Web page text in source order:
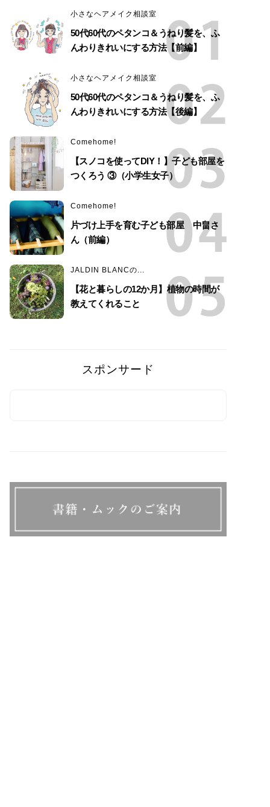
小さなヘアメイク相談室
50代60代のペタンコ＆うねり髪を、ふ
んわりきれいにする方法【前編】
小さなヘアメイク相談室
50代60代のペタンコ＆うねり髪を、ふ
んわりきれいにする方法【後編】
Comehome!
【スノコを使ってDIY！】子ども部屋を
つくろう ③（小学生女子）
Comehome!
片づけ上手を育む子ども部屋 中畠さ
ん（前編）
JALDIN BLANCの...
【花と暮らしの12か月】植物の時間が
教えてくれること
スポンサード